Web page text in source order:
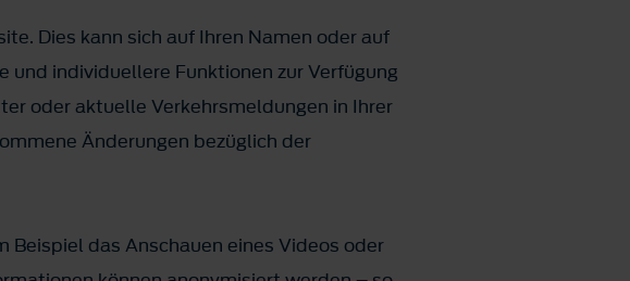
Dies kann sich auf Ihren Namen oder auf
und individuellere Funktionen zur Verfügung
oder aktuelle Verkehrsmeldungen in Ihrer
Änderungen bezüglich der
das Anschauen eines Videos oder